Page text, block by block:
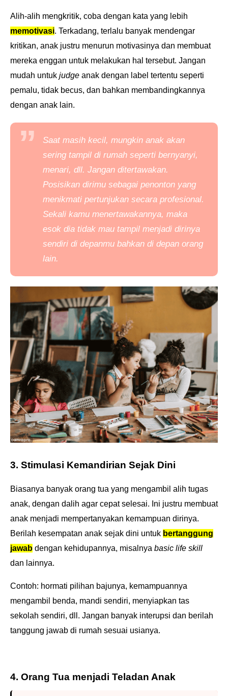
Alih-alih mengkritik, coba dengan kata yang lebih
memotivasi. Terkadang, terlalu banyak mendengar
kritikan, anak justru menurun motivasinya dan membuat
mereka enggan untuk melakukan hal tersebut. Jangan
mudah untuk judge anak dengan label tertentu seperti
pemalu, tidak becus, dan bahkan membandingkannya
dengan anak lain.
Saat masih kecil, mungkin anak akan
sering tampil di rumah seperti bernyanyi,
menari, dll. Jangan ditertawakan.
Posisikan dirimu sebagai penonton yang
menikmati pertunjukan secara profesional.
Sekali kamu menertawakannya, maka
esok dia tidak mau tampil menjadi dirinya
sendiri di depanmu bahkan di depan orang
lain.
3. Stimulasi Kemandirian Sejak Dini
Biasanya banyak orang tua yang mengambil alih tugas
anak, dengan dalih agar cepat selesai. Ini justru membuat
anak menjadi mempertanyakan kemampuan dirinya.
Berilah kesempatan anak sejak dini untuk bertanggung
jawab dengan kehidupannya, misalnya basic life skill
dan lainnya.
Contoh: hormati pilihan bajunya, kemampuannya
mengambil benda, mandi sendiri, menyiapkan tas
sekolah sendiri, dll. Jangan banyak interupsi dan berilah
tanggung jawab di rumah sesuai usianya.
4. Orang Tua menjadi Teladan Anak